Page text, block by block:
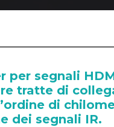
per segnali
tratte di
di
dei segnali IR.